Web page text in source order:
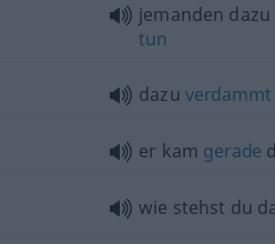
jemanden dazu
tun
dazu verdammt
er kam gerade
wie stehst du